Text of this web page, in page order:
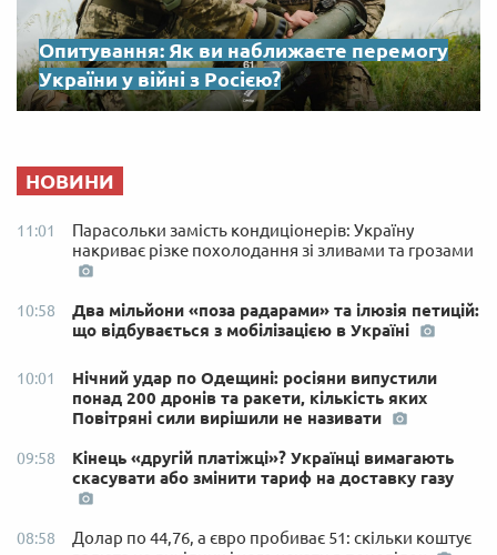
Опитування: Як ви наближаєте перемогу
України у війні з Росією?
НОВИНИ
11:01
Парасольки замість кондиціонерів: Україну
накриває різке похолодання зі зливами та грозами
10:58
Два мільйони «поза радарами» та ілюзія петицій:
що відбувається з мобілізацією в Україні
10:01
Нічний удар по Одещині: росіяни випустили
понад 200 дронів та ракети, кількість яких
Повітряні сили вирішили не називати
09:58
Кінець «другій платіжці»? Українці вимагають
скасувати або змінити тариф на доставку газу
08:58
Долар по 44,76, а євро пробиває 51: скільки коштує